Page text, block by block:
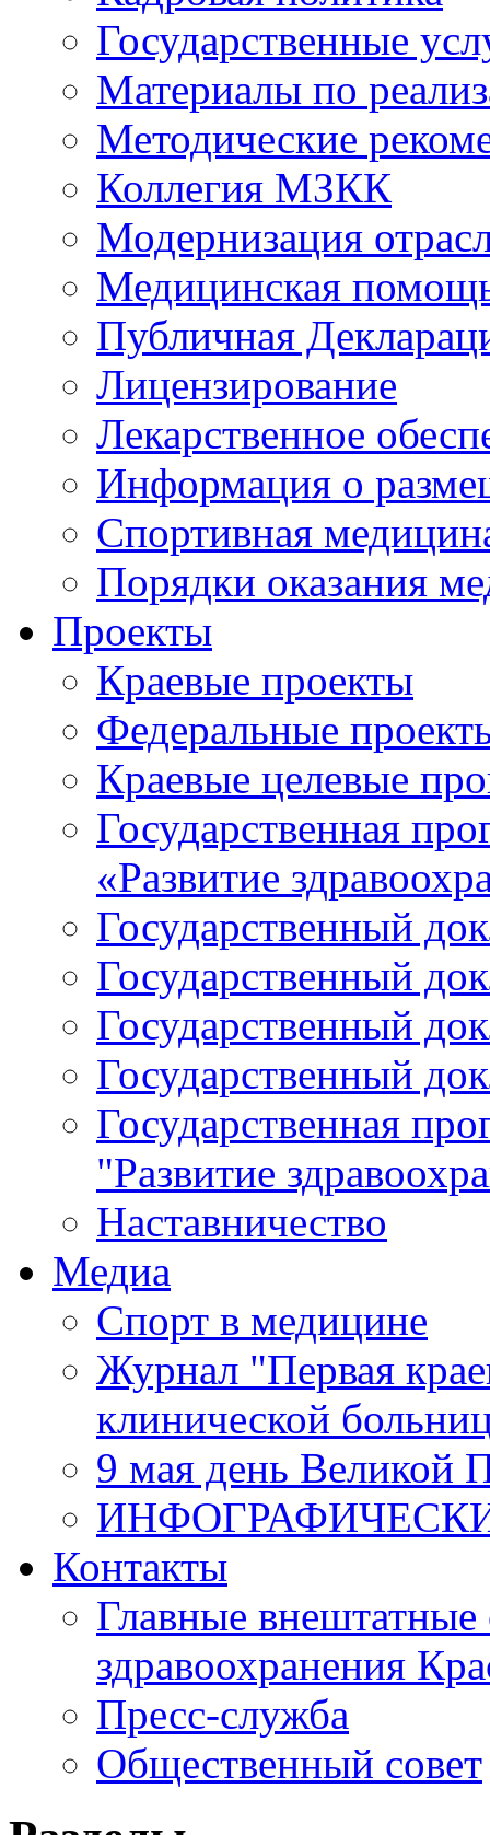
Государственные
Материалы по
Методические
Коллегия МЗКК
Модернизация
Медицинская
Публичная
Лицензирование
Лекарственное
Информация о
Спортивная
Порядки оказания
Проекты
Краевые проекты
Федеральные
Краевые целевые
Государственная
«Развитие
Государственный
Государственный
Государственный
Государственный
Государственная
"Развитие
Наставничество
Медиа
Спорт в медицине
Журнал "Первая
клинической
9 мая день Великой
Контакты
Главные внештатные
здравоохранения
Пресс-служба
Общественный совет